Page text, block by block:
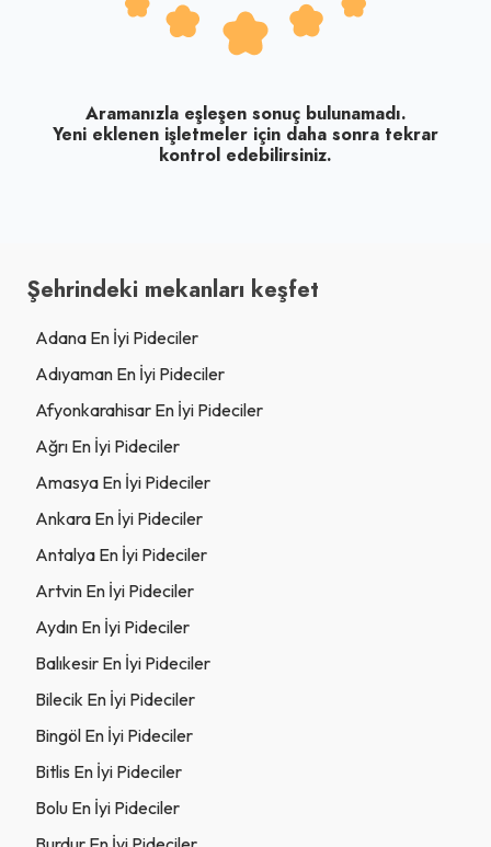
Aramanızla eşleşen sonuç bulunamadı.
Yeni eklenen işletmeler için daha sonra tekrar
kontrol edebilirsiniz.
Şehrindeki mekanları keşfet
Adana En İyi Pideciler
Adıyaman En İyi Pideciler
Afyonkarahisar En İyi Pideciler
Ağrı En İyi Pideciler
Amasya En İyi Pideciler
Ankara En İyi Pideciler
Antalya En İyi Pideciler
Artvin En İyi Pideciler
Aydın En İyi Pideciler
Balıkesir En İyi Pideciler
Bilecik En İyi Pideciler
Bingöl En İyi Pideciler
Bitlis En İyi Pideciler
Bolu En İyi Pideciler